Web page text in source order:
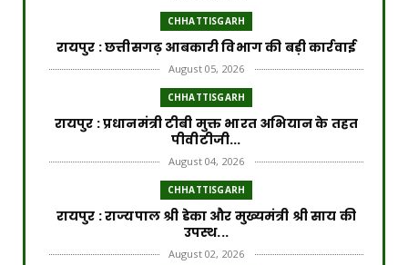
CHHATTISGARH
रायपुर : छत्तीसगढ़ आबकारी विभाग की बड़ी कार्रवाई
August 05, 2026
CHHATTISGARH
रायपुर : प्रधानमंत्री टीबी मुक्त भारत अभियान के तहत
पीवीटीजी...
August 04, 2026
CHHATTISGARH
रायपुर : राज्यपाल श्री डेका और मुख्यमंत्री श्री साय की
उपस्थ...
August 02, 2026